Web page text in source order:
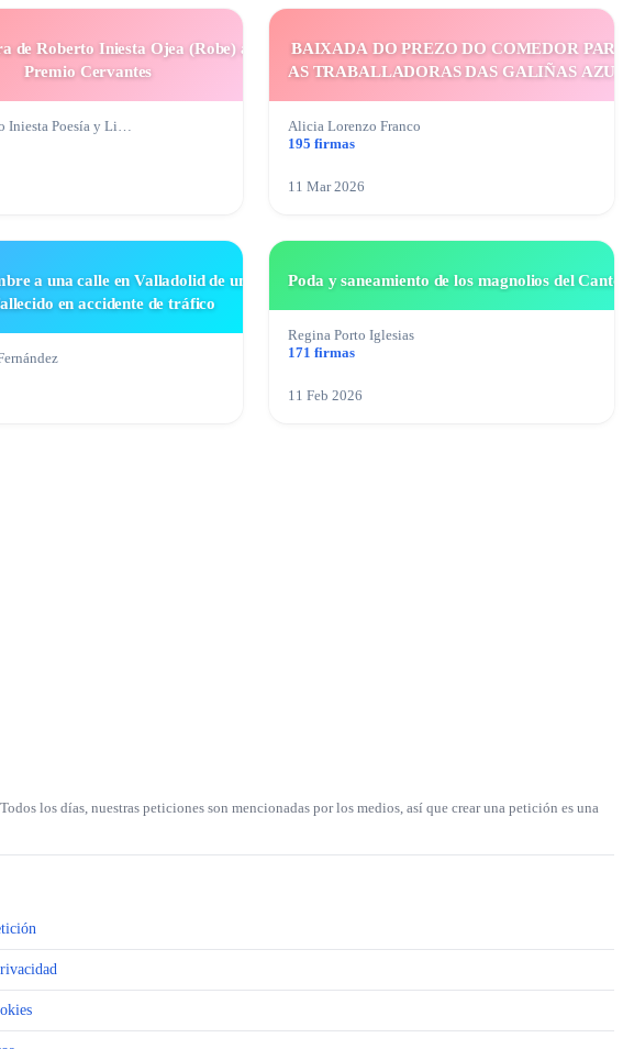
de Roberto Iniesta Ojea (Robe) al
Premio Cervantes
Iniesta Poesía y Li…
BAIXADA DO PREZO DO COMEDOR
AS TRABALLADORAS DAS GALIÑAS
Alicia Lorenzo Franco
195 firmas
11 Mar 2026
a una calle en Valladolid de un
en accidente de tráfico
Poda y saneamiento de los magnolios del
Regina Porto Iglesias
171 firmas
11 Feb 2026
los días, nuestras peticiones son mencionadas por los medios, así que crear una petición es una